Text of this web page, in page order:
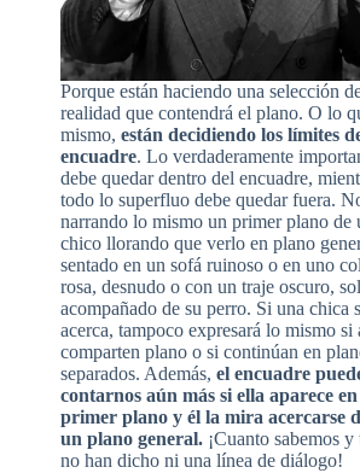
Porque están haciendo una selección
realidad que contendrá el plano. O lo
mismo, están decidiendo los límites
encuadre. Lo verdaderamente
debe quedar dentro del encuadre,
todo lo superfluo debe quedar fuera.
narrando lo mismo un primer plano de
chico llorando que verlo en plano
sentado en un sofá ruinoso o en uno
rosa, desnudo o con un traje oscuro,
acompañado de su perro. Si una chica
acerca, tampoco expresará lo mismo si
comparten plano o si continúan en
separados. Además, el encuadre
contarnos aún más si ella aparece en
primer plano y él la mira acercarse
un plano general. ¡Cuanto sabemos
no han dicho ni una línea de diálogo!